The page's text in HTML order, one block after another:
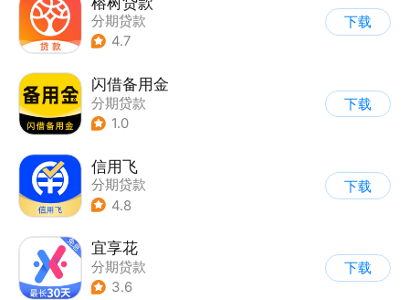
分期贷款
4.7
下载
闪借备用金
分期贷款
1.0
下载
信用飞
分期贷款
4.8
下载
宜享花
分期贷款
3.6
下载